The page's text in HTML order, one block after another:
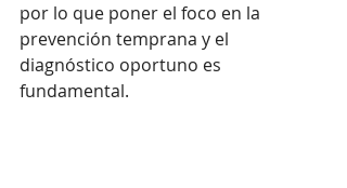
por lo que poner el foco en la
prevención temprana y el
diagnóstico oportuno es
fundamental.